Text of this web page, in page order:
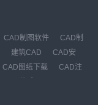
CAD制图软件
CAD制
建筑CAD
CAD安
CAD图纸下载
CAD注